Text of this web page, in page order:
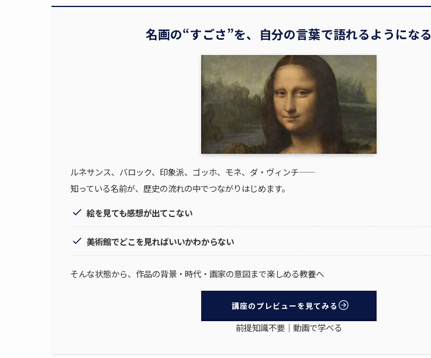
名画の“すごさ”を、自分の言葉で語れるようになる
ルネサンス、バロック、印象派、ゴッホ、モネ、ダ・ヴィンチ――
知っている名前が、歴史の流れの中でつながりはじめます。
絵を見ても感想が出てこない
美術館でどこを見ればいいかわからない
そんな状態から、作品の背景・時代・画家の意図まで楽しめる教養へ
講座のプレビューを見てみる
前提知識不要｜動画で学べる